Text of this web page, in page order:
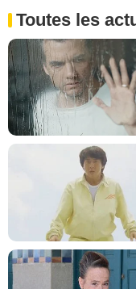
Toutes les